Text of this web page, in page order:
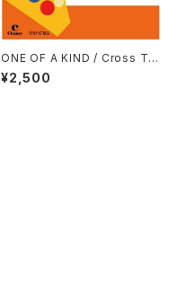
ONE OF A KIND / Cross Tal
k （CD）
¥2,500